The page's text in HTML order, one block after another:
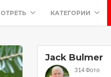
КАТЕГОРИИ
Jack Bulmer
314 Фото